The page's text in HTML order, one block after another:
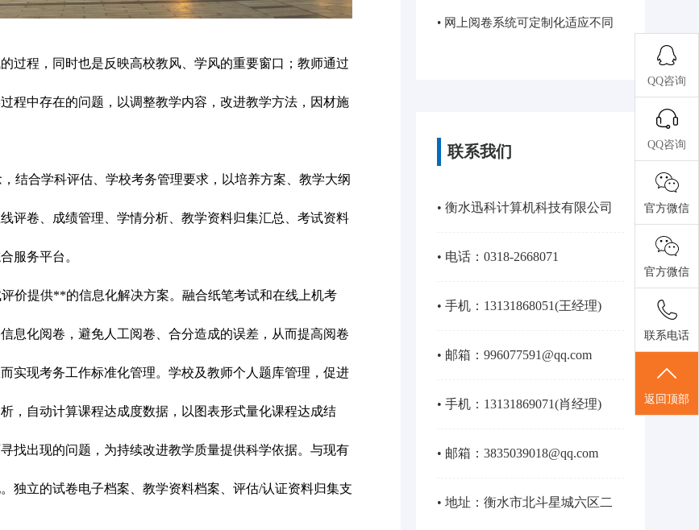
法与优化···
• 网上阅卷系统可定制化适应不同
联系我们
• 衡水迅科计算机科技有限公司
• 电话：0318-2668071
• 手机：13131868051(王经理)
• 邮箱：996077591@qq.com
• 手机：13131869071(肖经理)
• 邮箱：3835039018@qq.com
• 地址：衡水市北斗星城六区二
过程，同时也是反映高校教风、学风的重要窗口；教师通过
程中存在的问题，以调整教学内容，改进教学方法，因材施
结合学科评估、学校考务管理要求，以培养方案、教学大纲
评卷、成绩管理、学情分析、教学资料归集汇总、考试资料
服务平台。
价提供**的信息化解决方案。融合纸笔考试和在线上机考
息化阅卷，避免人工阅卷、合分造成的误差，从而提高阅卷
实现考务工作标准化管理。学校及教师个人题库管理，促进
，自动计算课程达成度数据，以图表形式量化课程达成结
找出现的问题，为持续改进教学质量提供科学依据。与现有
独立的试卷电子档案、教学资料档案、评估/认证资料归集支
QQ咨询
QQ咨询
官方微信
官方微信
联系电话
返回顶部